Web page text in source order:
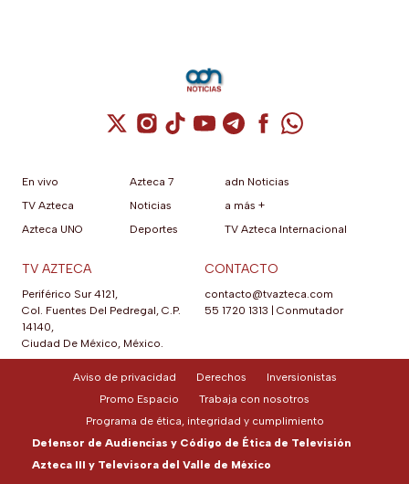
Cuenta de X / Twitter (se abre en una
Cuenta de Instagram (se abre en una
Cuenta de TikTok (se abre en
Cuenta de YouTube (se abre
Cuenta de Telegram (se
Cuenta de
Cuenta de
En vivo
TV Azteca
Azteca UNO
Azteca 7
Noticias
Deportes
adn Noticias
a más +
TV Azteca Internacional
TV AZTECA
Periférico Sur 4121,
Col. Fuentes Del Pedregal, C.P.
14140,
Ciudad De México, México.
CONTACTO
contacto@tvazteca.com
55 1720 1313
Conmutador
Aviso de privacidad Derechos
Inversionistas
Promo Espacio
Trabaja con nosotros
Programa de ética, integridad y cumplimiento
Defensor de Audiencias y Código de Ética de Televisión
Azteca III y Televisora del Valle de México